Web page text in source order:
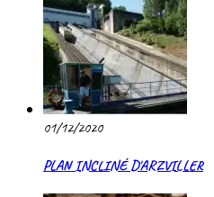
01/12/2020
PLAN INCLINÉ D'ARZVILLER